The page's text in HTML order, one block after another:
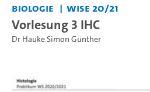
Biologie WiSe 20/21
Vorlesung 3 IHC
Dr Hauke Simon Günther